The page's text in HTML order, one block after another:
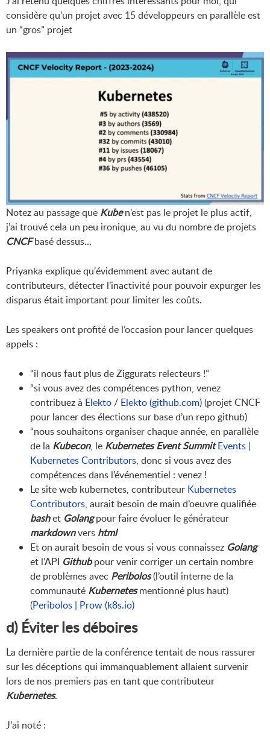
considère qu’un projet avec 15 développeurs en parallèle est
un “gros” projet
Notez au passage que Kuben’est pas le projet le plus actif,
j’ai trouvé cela un peu ironique, au vu du nombre de projets
CNCFbasé dessus…
Priyanka explique qu'évidemment avec autant de
contributeurs, détecter l’inactivité pour pouvoir expurger les
disparus était important pour limiter les coûts.
Les speakers ont profité de l’occasion pour lancer quelques
appels :
“il nous faut plus de Ziggurats relecteurs !”
“si vous avez des compétences python, venez
contribuez à Elekto/ Elekto (github.com)(projet CNCF
pour lancer des élections sur base d’un repo github)
“nous souhaitons organiser chaque année, en parallèle
de la Kubecon, le Kubernetes Event Summit Events |
Kubernetes Contributors, donc si vous avez des
compétences dans l’événementiel : venez !
Le site web kubernetes, contributeur Kubernetes
Contributors, aurait besoin de main d’oeuvre qualifiée
bashet Golangpour faire évoluer le générateur
markdownvers html
Et on aurait besoin de vous si vous connaissez Golang
et l’API Githubpour venir corriger un certain nombre
de problèmes avec Peribolos(l’outil interne de la
communauté Kubernetesmentionné plus haut)
(Peribolos | Prow (k8s.io)
d) Éviter les déboires
La dernière partie de la conférence tentait de nous rassurer
sur les déceptions qui immanquablement allaient survenir
lors de nos premiers pas en tant que contributeur
Kubernetes.
J’ai noté :